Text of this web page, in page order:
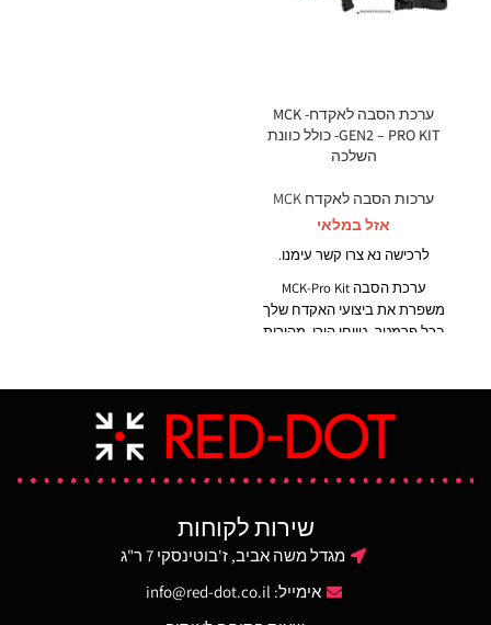
ערכת הסבה לאקדח- MCK
GEN2 – PRO KIT- כולל כוונת
השלכה
ערכות הסבה לאקדח MCK
אזל במלאי
לרכישה נא צרו קשר עימנו.
ערכת הסבה MCK-Pro Kit
משפרת את ביצועי האקדח שלך
בכל פרמטר- טווחי הירי, מהירות
משפרי ירי כגון כוונות השלכה,
פנסים, צייני לייזר ועוד, הודות
למסילת פיקטיני עליונה עשויה
מאלומיניום איכותי. הערכה
ארגוני אכיפת חוק, משטרות
ויחידות מיוחדות בעולם כולו.
הערכה, בצבע שחור בלבד
שירות לקוחות
מגדל משה אביב, ז'בוטינסקי 7 ר"ג
אימייל: info@red-dot.co.il